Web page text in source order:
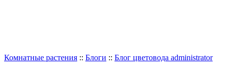
Комнатные растения :: Блоги :: Блог цветовода administrator